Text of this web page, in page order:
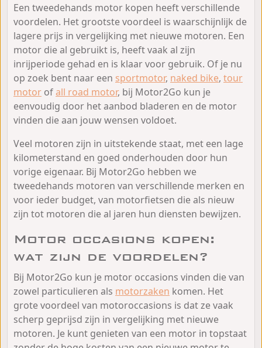
Een tweedehands motor kopen heeft verschillende
voordelen. Het grootste voordeel is waarschijnlijk de
lagere prijs in vergelijking met nieuwe motoren. Een
motor die al gebruikt is, heeft vaak al zijn
inrijperiode gehad en is klaar voor gebruik. Of je nu
op zoek bent naar een sportmotor, naked bike, tour
motor ofall road motor, bij Motor2Go kun je
eenvoudig door het aanbod bladeren en de motor
vinden die aan jouw wensen voldoet.
Veel motoren zijn in uitstekende staat, met een lage
kilometerstand en goed onderhouden door hun
vorige eigenaar. Bij Motor2Go hebben we
tweedehands motoren van verschillende merken en
voor ieder budget, van motorfietsen die als nieuw
zijn tot motoren die al jaren hun diensten bewijzen.
Motor occasions kopen:
wat zijn de voordelen?
Bij Motor2Go kun je motor occasions vinden die van
zowel particulieren als motorzaken komen. Het
grote voordeel van motoroccasions is dat ze vaak
scherp geprijsd zijn in vergelijking met nieuwe
motoren. Je kunt genieten van een motor in topstaat